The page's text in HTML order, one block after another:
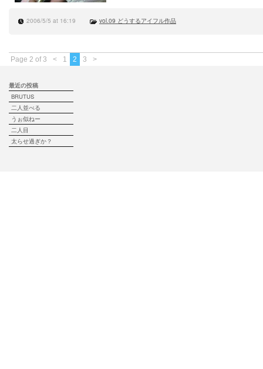
2006/5/5 at 16:19 vol.09 どうするアイフル作品
Page 2 of 3 < 1 2 3 >
最近の投稿
BRUTUS
二人並べる
うぉ似ねー
二人目
太らせ過ぎか？